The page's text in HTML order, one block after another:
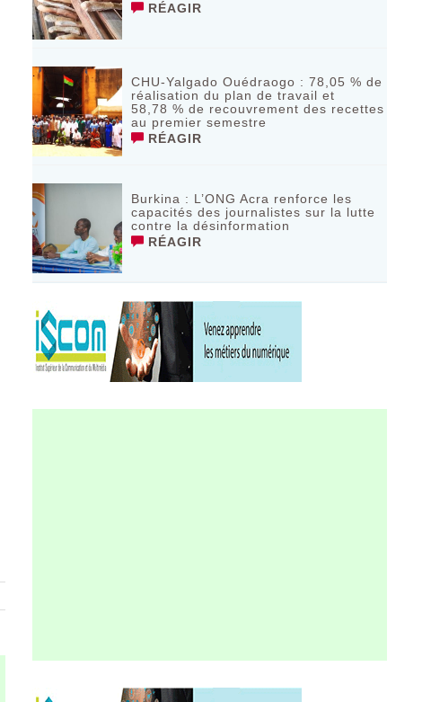
RÉAGIR
CHU-Yalgado Ouédraogo : 78,05 % de
réalisation du plan de travail et
58,78 % de recouvrement des recettes
au premier semestre
RÉAGIR
Burkina : L’ONG Acra renforce les
capacités des journalistes sur la lutte
contre la désinformation
RÉAGIR